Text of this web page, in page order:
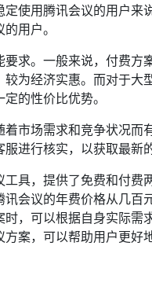
使用腾讯会议的用户来
用户。
求。一般来说，付费方
为经济实惠。而对于大
的性价比优势。
市场需求和竞争状况而
进行核实，以获取最新
具，提供了免费和付费
会议的年费价格从几百
，可以根据自身实际需
案，可以帮助用户更好